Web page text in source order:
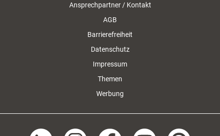
Ansprechpartner / Kontakt
AGB
Barrierefreiheit
Datenschutz
Impressum
Themen
Werbung